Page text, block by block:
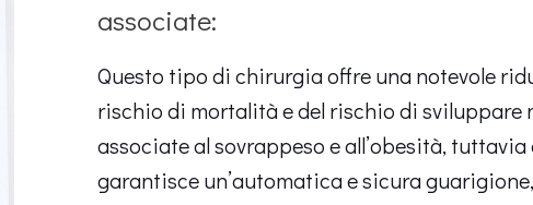
associate:
Questo tipo di chirurgia offre una notevole
rischio di mortalità e del rischio di sviluppare
associate al sovrappeso e all’obesità, tuttavia
garantisce un’automatica e sicura